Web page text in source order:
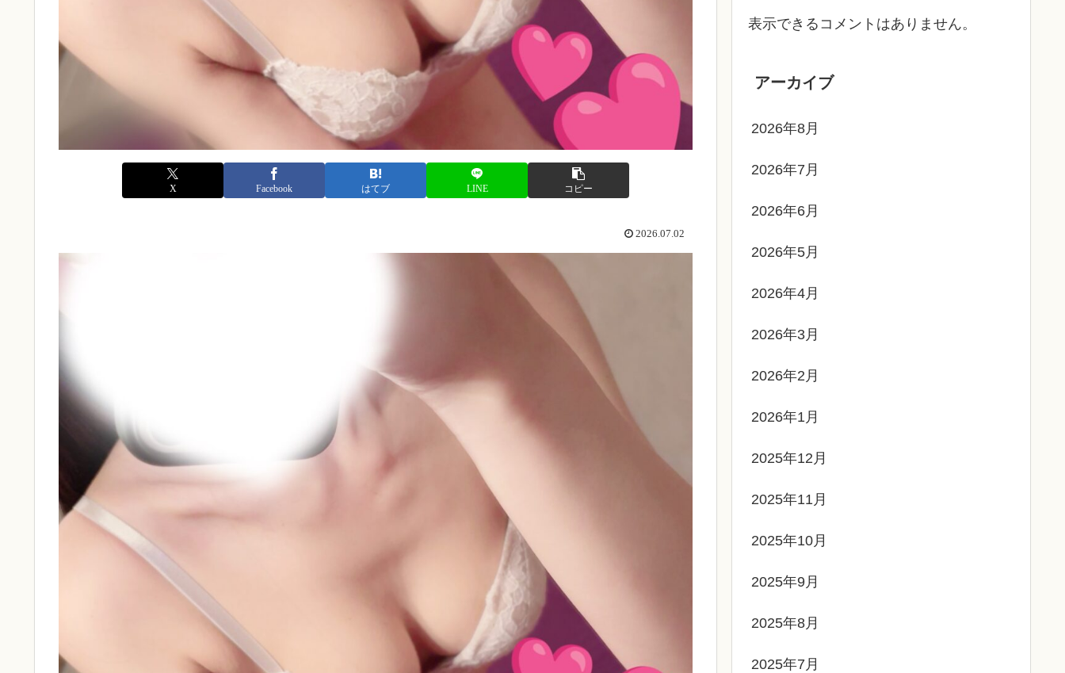
X Facebook はてブ LINE コピー
2026.07.02
表示できるコメントはありません。
アーカイブ
2026年8月
2026年7月
2026年6月
2026年5月
2026年4月
2026年3月
2026年2月
2026年1月
2025年12月
2025年11月
2025年10月
2025年9月
2025年8月
2025年7月